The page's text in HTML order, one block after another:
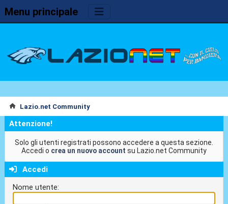
Menu principale
Lazio.net Community
Attenzione!
Solo gli utenti registrati possono accedere a questa sezione.
Accedi o crea un nuovo account su Lazio.net Community
Accedi
Nome utente: